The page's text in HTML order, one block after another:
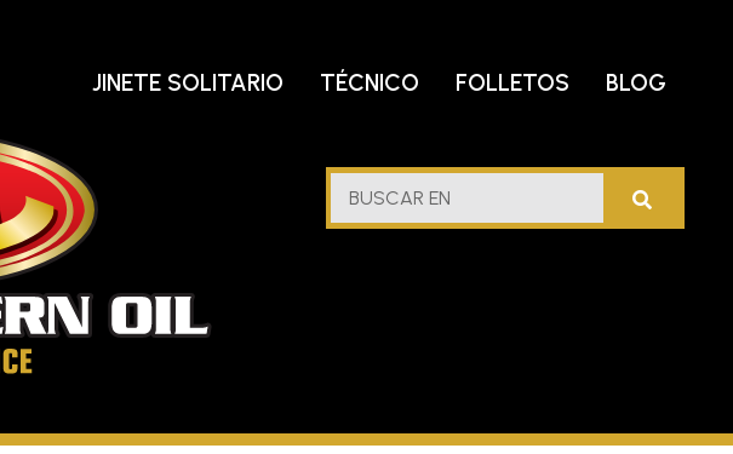
JINETE SOLITARIO TÉCNICO FOLLETOS BLOG
BUSCAR